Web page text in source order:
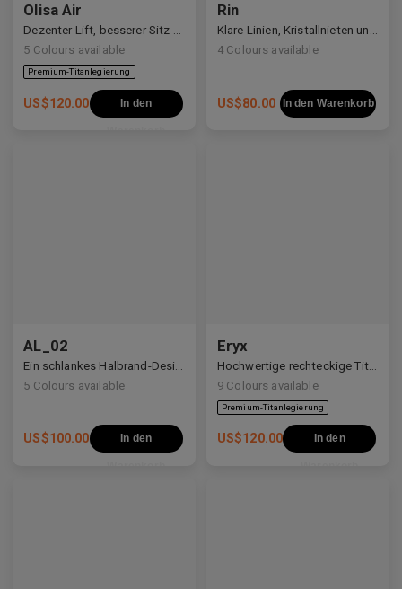
Olisa Air
5 Colours available
US$120.00 In den
Rin
4 Colours available
US$80.00 In den Warenkorb
AL_02
5 Colours available
US$100.00 In den
Eryx
Hochwertige rechteckige Titanrahmen, verziert mit weißen Zirkonia, die avantgardistisches Design und eine beeindruckende Brillanz präsentieren.
9 Colours available
US$120.00 In den